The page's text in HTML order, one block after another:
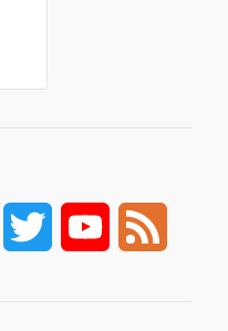
LinkedIn Twitter YouTube